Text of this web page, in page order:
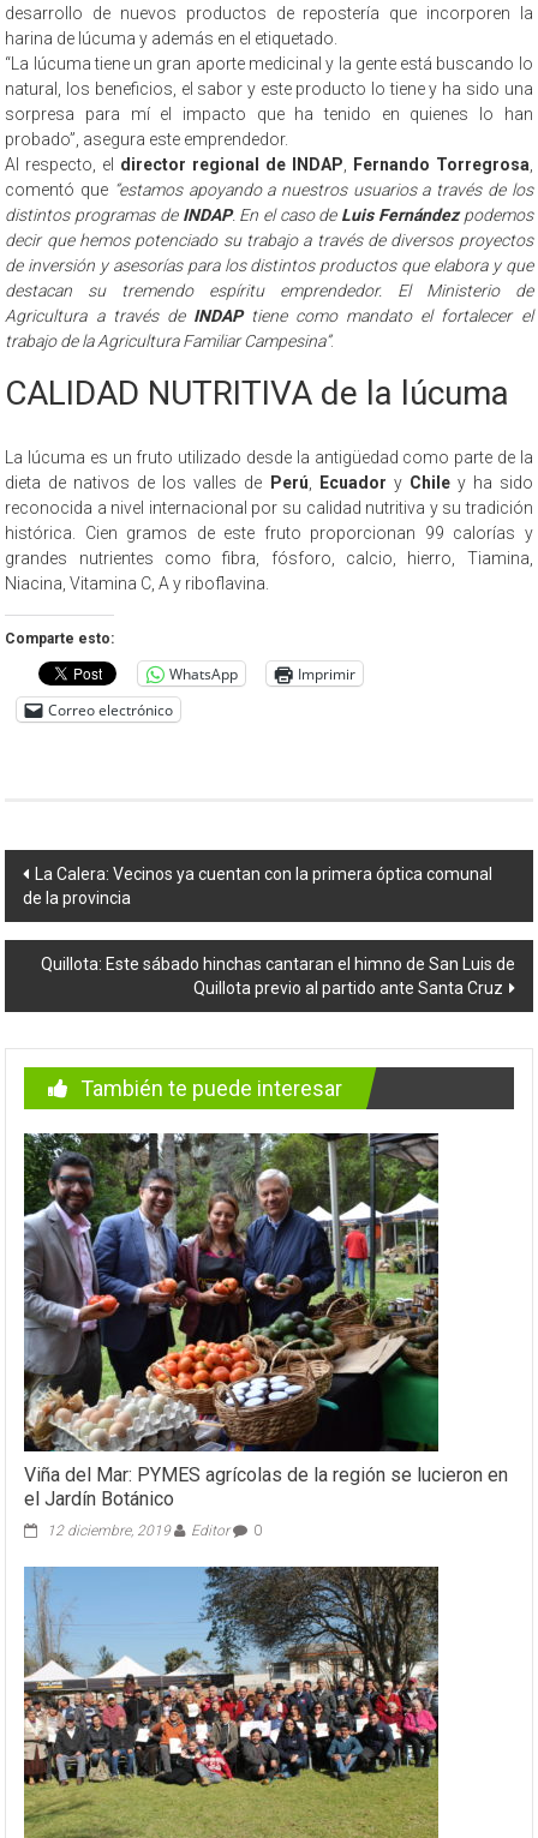
desarrollo de nuevos productos de repostería que incorporen la
harina de lúcuma y además en el etiquetado.
“La lúcuma tiene un gran aporte medicinal y la gente está buscando lo
natural, los beneficios, el sabor y este producto lo tiene y ha sido una
sorpresa para mí el impacto que ha tenido en quienes lo han
probado”, asegura este emprendedor.
Al respecto, el director regional de INDAP Fernando Torregrosa
comentó que “estamos apoyando a nuestros usuarios a través de los
distintos programas de INDAP. En el caso de Luis Fernándezpodemos
decir que hemos potenciado su trabajo a través de diversos proyectos
de inversión y asesorías para los distintos productos que elabora y que
destacan su tremendo espíritu emprendedor. El Ministerio de
Agricultura a través de INDAPtiene como mandato el fortalecer el
trabajo de la Agricultura Familiar Campesina”.
CALIDAD NUTRITIVA de la lúcuma
La lúcuma es un fruto utilizado desde la antigüedad como parte de la
dieta de nativos de los valles de
Perú Ecuador y Chiley ha sido
reconocida a nivel internacional por su calidad nutritiva y su tradición
histórica. Cien gramos de este fruto proporcionan 99 calorías y
grandes nutrientes como fibra, fósforo, calcio, hierro, Tiamina,
Niacina, Vitamina C, A y riboflavina.
Comparte esto:
WhatsApp
Imprimir
Correo electrónico
Navegación
de
entradas
La Calera: Vecinos ya cuentan con la primera óptica comunal
de la provincia
Quillota: Este sábado hinchas cantaran el himno de San Luis de
Quillota previo al partido ante Santa Cruz
También te puede interesar
Viña del Mar: PYMES agrícolas de la región se lucieron en
el Jardín Botánico
12 diciembre, 2019 Editor 0